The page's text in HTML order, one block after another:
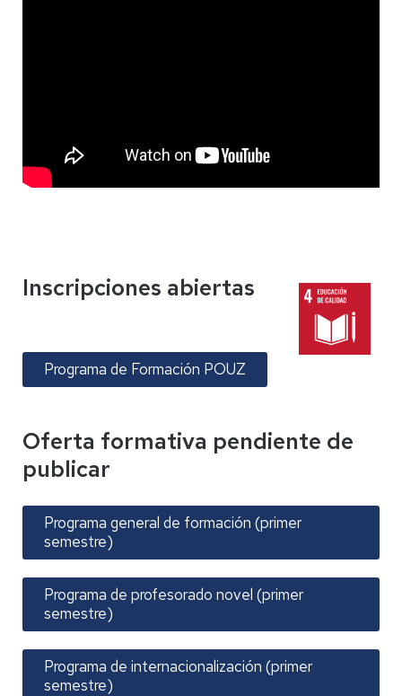
Inscripciones abiertas
Programa de Formación POUZ
Oferta formativa pendiente de
publicar
Programa general de formación (primer
semestre)
Programa de profesorado novel (primer
semestre)
Programa de internacionalización (primer
semestre)